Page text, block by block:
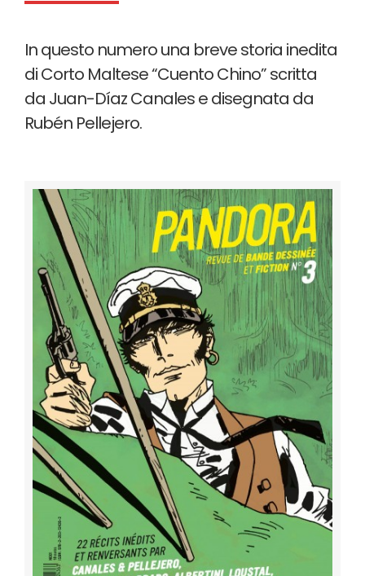
In questo numero una breve storia inedita
di Corto Maltese “Cuento Chino” scritta
da Juan-Díaz Canales e disegnata da
Rubén Pellejero.